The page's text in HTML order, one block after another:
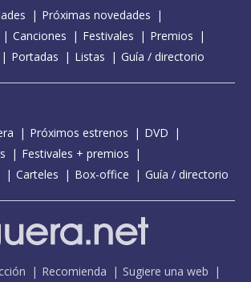
Próximas novedades
Canciones Festivales
Premios
Portadas Listas Guía / directorio
Próximos estrenos
DVD
Festivales + premios
Carteles Box-office Guía / directorio
Recomienda Sugiere una web